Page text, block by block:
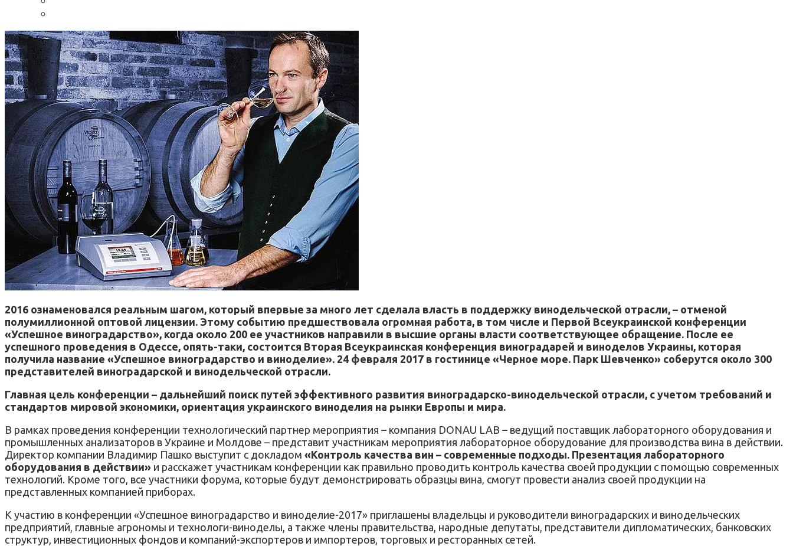
2016 ознаменовался реальным шагом, который впервые за много лет сделала власть в поддержку винодельческой отрасли, – отменой
полумиллионной оптовой лицензии. Этому событию предшествовала огромная работа, в том числе и Первой Всеукраинской конференции
«Успешное виноградарство», когда около 200 ее участников направили в высшие органы власти соответствующее обращение. После ее
успешного проведения в Одессе, опять-таки, состоится Вторая Всеукраинская конференция виноградарей и виноделов Украины, которая
получила название «Успешное виноградарство и виноделие». 24 февраля 2017 в гостинице «Черное море. Парк Шевченко» соберутся около 300
представителей виноградарской и винодельческой отрасли.
Главная цель конференции – дальнейший поиск путей эффективного развития виноградарско-винодельческой отрасли, с учетом требований и
стандартов мировой экономики, ориентация украинского виноделия на рынки Европы и мира.
В рамках проведения конференции технологический партнер мероприятия – компания DONAU LAB – ведущий поставщик лабораторного оборудования и
промышленных анализаторов в Украине и Молдове – представит участникам мероприятия лабораторное оборудование для производства вина в действии.
Директор компании Владимир Пашко выступит с докладом «Контроль качества вин – современные подходы. Презентация лабораторного
оборудования в действии» и расскажет участникам конференции как правильно проводить контроль качества своей продукции с помощью современных
технологий. Кроме того, все участники форума, которые будут демонстрировать образцы вина, смогут провести анализ своей продукции на
представленных компанией приборах.
К участию в конференции «Успешное виноградарство и виноделие-2017» приглашены владельцы и руководители виноградарских и винодельческих
предприятий, главные агрономы и технологи-виноделы, а также члены правительства, народные депутаты, представители дипломатических, банковских
структур, инвестиционных фондов и компаний-экспортеров и импортеров, торговых и ресторанных сетей.